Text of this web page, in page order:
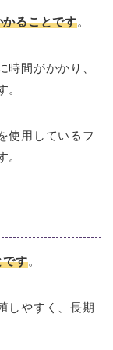
ることです。
時間がかかり、
。
使用しているフ
。
です。
しやすく、長期